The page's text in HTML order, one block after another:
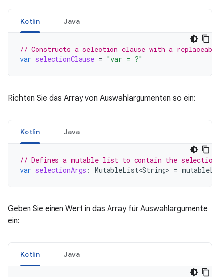
Kotlin Java
// Constructs a selection clause with a replaceable
var selectionClause = "var = ?"
Richten Sie das Array von Auswahlargumenten so ein:
Kotlin Java
// Defines a mutable list to contain the selection
var selectionArgs : MutableList<String> =
Geben Sie einen Wert in das Array für Auswahlargumente
ein:
Kotlin Java